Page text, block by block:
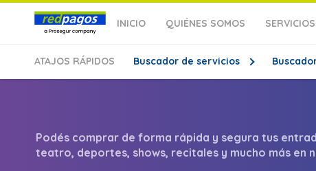
INICIO QUIÉNES SOMOS SERVICIOS
ATAJOS RÁPIDOS Buscador de servicios
Podés comprar de forma rápida y segura tus
teatro, deportes, shows, recitales y mucho más en